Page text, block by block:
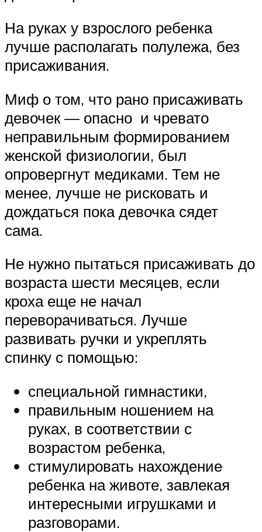
На руках у взрослого ребенка
лучше располагать полулежа, без
присаживания.
Миф о том, что рано присаживать
девочек — опасно и чревато
неправильным формированием
женской физиологии, был
опровергнут медиками. Тем не
менее, лучше не рисковать и
дождаться пока девочка сядет
сама.
Не нужно пытаться присаживать до
возраста шести месяцев, если
кроха еще не начал
переворачиваться. Лучше
развивать ручки и укреплять
спинку с помощью:
специальной гимнастики,
правильным ношением на
руках, в соответствии с
возрастом ребенка,
стимулировать нахождение
ребенка на животе, завлекая
интересными игрушками и
разговорами.